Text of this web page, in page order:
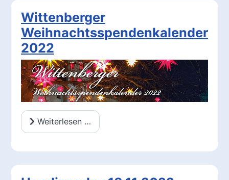
Wittenberger
Weihnachtsspendenkalender
2022
Weiterlesen …